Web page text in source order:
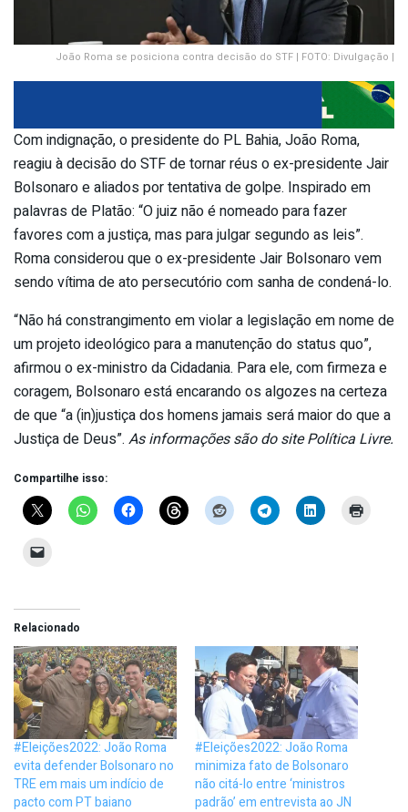
João Roma se posiciona contra decisão do STF | FOTO: Divulgação |
Com indignação, o presidente do PL Bahia, João Roma,
reagiu à decisão do STF de tornar réus o ex-presidente Jair
Bolsonaro e aliados por tentativa de golpe. Inspirado em
palavras de Platão: “O juiz não é nomeado para fazer
favores com a justiça, mas para julgar segundo as leis”.
Roma considerou que o ex-presidente Jair Bolsonaro vem
sendo vítima de ato persecutório com sanha de condená-lo.
“Não há constrangimento em violar a legislação em nome de
um projeto ideológico para a manutenção do status quo”,
afirmou o ex-ministro da Cidadania. Para ele, com firmeza e
coragem, Bolsonaro está encarando os algozes na certeza
de que “a (in)justiça dos homens jamais será maior do que a
Justiça de Deus”. As informações são do site Política Livre.
Compartilhe isso:
Relacionado
#Eleições2022: João Roma
evita defender Bolsonaro no
TRE em mais um indício de
pacto com PT baiano
#Eleições2022: João Roma
minimiza fato de Bolsonaro
não citá-lo entre ‘ministros
padrão’ em entrevista ao JN